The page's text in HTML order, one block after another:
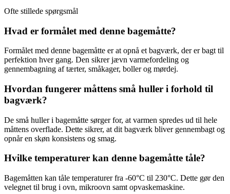
Ofte stillede spørgsmål
Hvad er formålet med denne bagemåtte?
Formålet med denne bagemåtte er at opnå et bagværk, der er bagt til
perfektion hver gang. Den sikrer jævn varmefordeling og
gennembagning af tærter, småkager, boller og mørdej.
Hvordan fungerer måttens små huller i forhold til
bagværk?
De små huller i bagemåtte sørger for, at varmen spredes ud til hele
måttens overflade. Dette sikrer, at dit bagværk bliver gennembagt og
opnår en skøn konsistens og smag.
Hvilke temperaturer kan denne bagemåtte tåle?
Bagemåtten kan tåle temperaturer fra -60°C til 230°C. Dette gør den
velegnet til brug i ovn, mikroovn samt opvaskemaskine.